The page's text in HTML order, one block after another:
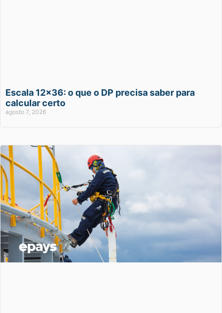
Escala 12×36: o que o DP precisa saber para
calcular certo
agosto 7, 2026